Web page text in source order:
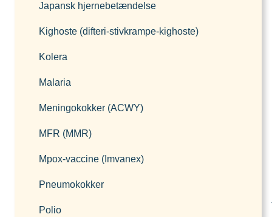
Japansk hjernebetændelse
Kighoste (difteri-stivkrampe-kighoste)
Kolera
Malaria
Meningokokker (ACWY)
MFR (MMR)
Mpox-vaccine (Imvanex)
Pneumokokker
Polio